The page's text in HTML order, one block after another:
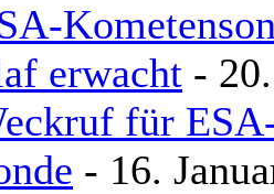
erwacht -
für
- 16.